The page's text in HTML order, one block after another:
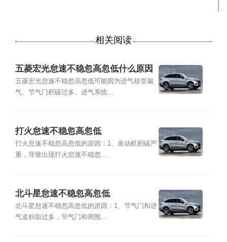
相关阅读
五菱宏光怠速不稳忽高忽低什么原因
五菱宏光怠速不稳忽高忽低可能因为进气歧管漏
气、节气门积碳过多、进气系统...
打火怠速不稳忽高忽低
打火怠速不稳忽高忽低的原因：1、发动机积碳严
重，导致出现打火怠速不稳忽...
北斗星怠速不稳忽高忽低
北斗星怠速不稳忽高忽低的原因：1、节气门和进
气道积垢过多，节气门和周围...